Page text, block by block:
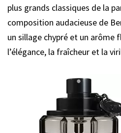
plus grands classiques de la
composition audacieuse de
un sillage chypré et un arôme
l’élégance, la fraîcheur et la